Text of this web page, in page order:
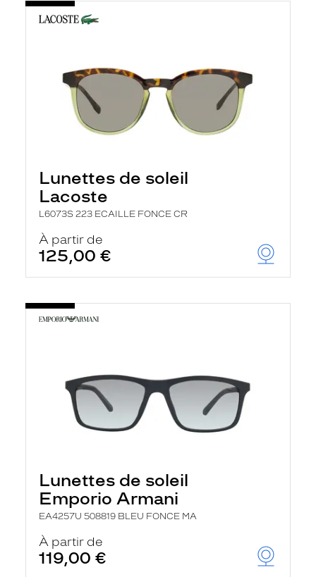
Lunettes de soleil
Lacoste
L6073S 223 ECAILLE FONCE CR
À partir de
125,00 €
Lunettes de soleil
Emporio Armani
EA4257U 508819 BLEU FONCE MA
À partir de
119,00 €